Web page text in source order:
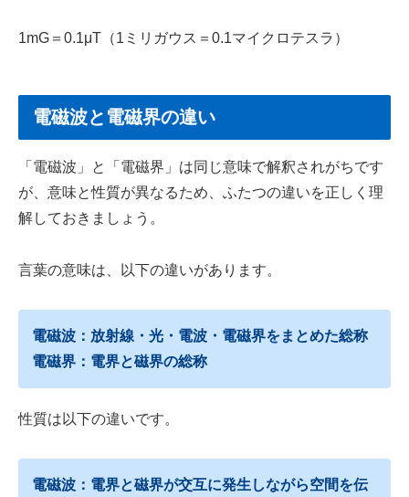
1mG＝0.1μT（1ミリガウス＝0.1マイクロテスラ）
電磁波と電磁界の違い
「電磁波」と「電磁界」は同じ意味で解釈されがちです
が、意味と性質が異なるため、ふたつの違いを正しく理
解しておきましょう。
言葉の意味は、以下の違いがあります。
電磁波：放射線・光・電波・電磁界をまとめた総称
電磁界：電界と磁界の総称
性質は以下の違いです。
電磁波：電界と磁界が交互に発⽣しながら空間を伝